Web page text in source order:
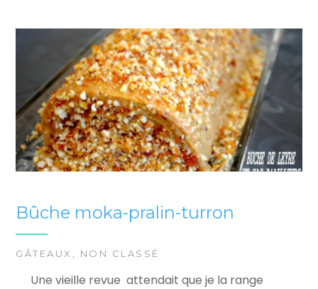
Bûche moka-pralin-turron
GÂTEAUX NON CLASSÉ
Une vieille revue attendait que je la range